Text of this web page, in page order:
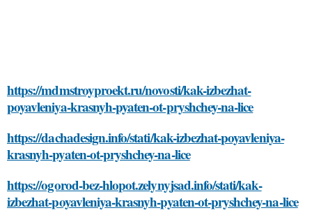
https://mdmstroyproekt.ru/novosti/kak-izbezhat-
poyavleniya-krasnyh-pyaten-ot-pryshchey-na-lice
https://dachadesign.info/stati/kak-izbezhat-poyavleniya-
krasnyh-pyaten-ot-pryshchey-na-lice
https://ogorod-bez-hlopot.zelynyjsad.info/stati/kak-
izbezhat-poyavleniya-krasnyh-pyaten-ot-pryshchey-na-lice